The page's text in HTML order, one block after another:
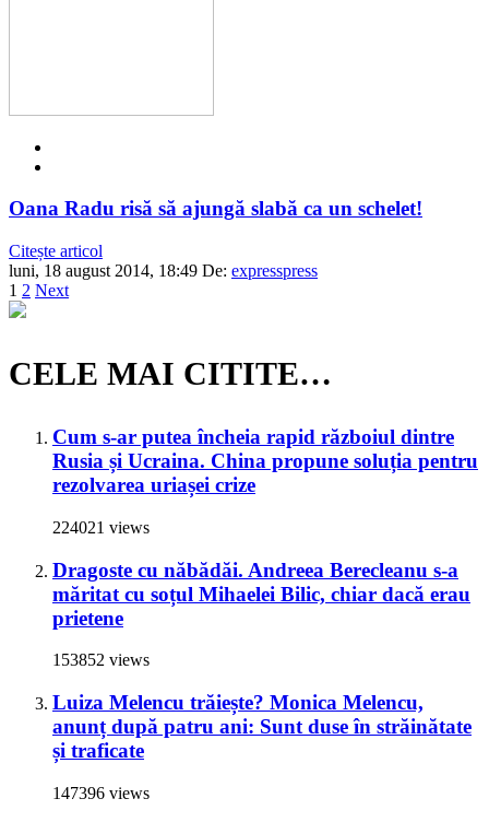
Oana Radu risă să ajungă slabă ca un schelet!
Citește articol
luni, 18 august 2014, 18:49 De: expresspress
1 2 Next
CELE MAI CITITE…
Cum s-ar putea încheia rapid războiul dintre
Rusia și Ucraina. China propune soluția pentru
rezolvarea uriașei crize
224021 views
Dragoste cu năbădăi. Andreea Berecleanu s-a
măritat cu soțul Mihaelei Bilic, chiar dacă erau
prietene
153852 views
Luiza Melencu trăiește? Monica Melencu,
anunț după patru ani: Sunt duse în străinătate
și traficate
147396 views